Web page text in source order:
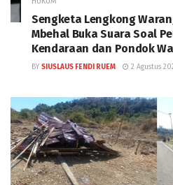
Sengketa Lengkong
Mbehal Buka Suara Soal
Kendaraan dan Pondok
BY SIUSLAUS FENDI RUEM 2 Agustus